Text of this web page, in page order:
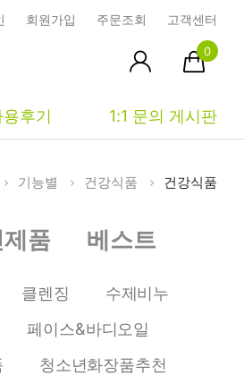
회원가입 주문조회 고객센터
0
후기 1:1 문의 게시판
의
물통신
떻게 써요?
장바구니
최근본상품
위시리스트
기능별 건강식품 건강식품
품 베스트
클렌징
수제비누
페이스&바디오일
청소년화장품추천